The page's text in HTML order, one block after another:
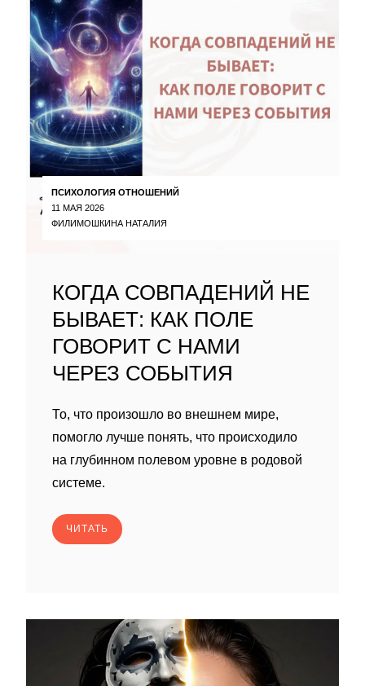
ПСИХОЛОГИЯ ОТНОШЕНИЙ
11 МАЯ 2026
ФИЛИМОШКИНА НАТАЛИЯ
КОГДА СОВПАДЕНИЙ НЕ
БЫВАЕТ: КАК ПОЛЕ
ГОВОРИТ С НАМИ
ЧЕРЕЗ СОБЫТИЯ
То, что произошло во внешнем мире,
помогло лучше понять, что происходило
на глубинном полевом уровне в родовой
системе.
ЧИТАТЬ